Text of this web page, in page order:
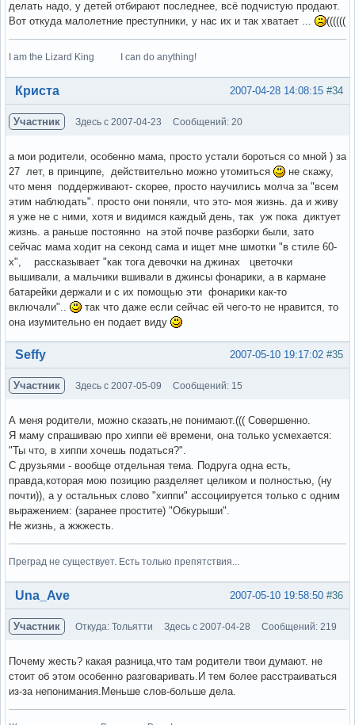
делать надо, у детей отбирают последнее, всё подчистую продают.
Вот откуда малолетние преступники, у нас их и так хватает ...
((((((
I am the Lizard King I can do anything!
Вне форума #34
2007-04-28 14:08:15
Криста
Участник Здесь с 2007-04-23 Сообщений: 20
а мои родители, особенно мама, просто устали бороться со мной ) за
27 лет, в принципе, действительно можно утомиться
не скажу,
что меня поддерживают- скорее, просто научились молча за "всем
этим наблюдать". просто они поняли, что это- моя жизнь. да и живу
я уже не с ними, хотя и видимся каждый день, так уж пока диктует
жизнь. а раньше постоянно на этой почве разборки были, зато
сейчас мама ходит на секонд сама и ищет мне шмотки "в стиле 60-
х", рассказывает "как тога девочки на джинах цветочки
вышивали, а мальчики вшивали в джинсы фонарики, а в кармане
батарейки держали и с их помощью эти фонарики как-то
включали"..
так что даже если сейчас ей чего-то не нравится, то
она изумительно ен подает виду
Вне форума #35
2007-05-10 19:17:02
Seffy
Участник Здесь с 2007-05-09 Сообщений: 15
А меня родители, можно сказать,не понимают.((( Совершенно.
Я маму спрашиваю про хиппи её времени, она только усмехается:
"Ты что, в хиппи хочешь податься?".
С друзьями - вообще отдельная тема. Подруга одна есть,
правда,которая мою позицию разделяет целиком и полностью, (ну
почти)), а у остальных слово "хиппи" ассоциируется только с одним
выражением: (заранее простите) "Обкурыши".
Не жизнь, а жжжесть.
Преград не существует. Есть только препятствия...
Вне форума #36
2007-05-10 19:58:50
Una_Ave
Участник Откуда: Тольятти Здесь с 2007-04-28 Сообщений: 219
Почему жесть? какая разница,что там родители твои думают. не
стоит об этом особенно разговаривать.И тем более расстраиваться
из-за непонимания.Меньше слов-больше дела.